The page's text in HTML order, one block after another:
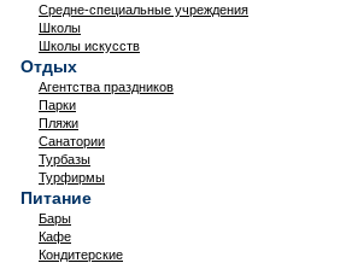
Средне-специальные учреждения
Школы
Школы искусств
Отдых
Агентства праздников
Парки
Пляжи
Санатории
Турбазы
Турфирмы
Питание
Бары
Кафе
Кондитерские